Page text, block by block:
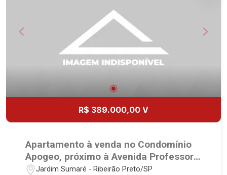
R$ 389.000,00 V
Apartamento à venda no Condomínio
Apogeo, próximo à Avenida Professor
João Fiúsa - Ribeirão Preto/SP.
Jardim Sumaré - Ribeirão Preto/SP